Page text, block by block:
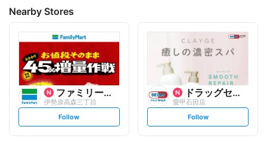
Nearby Stores
ファミリーマート
伊勢原高森三丁目
s
t
Follow
ドラッグセイムス
愛甲石田店
s
t
Follow